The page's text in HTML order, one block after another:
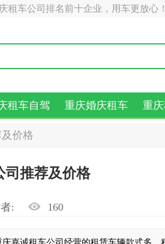
租车公司排名前十企业，用车更放心！
租车自驾 重庆婚庆租车 重
价格
司推荐及价格
: 160